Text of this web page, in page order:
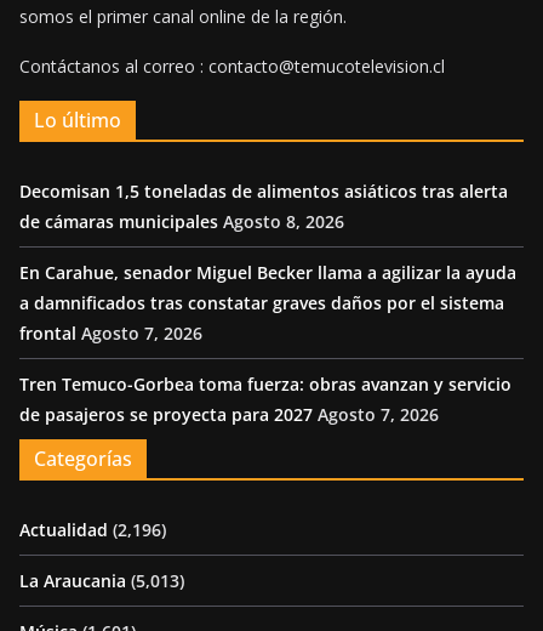
somos el primer canal online de la región.
Contáctanos al correo : contacto@temucotelevision.cl
Lo último
Decomisan 1,5 toneladas de alimentos asiáticos tras alerta
de cámaras municipales Agosto 8, 2026
En Carahue, senador Miguel Becker llama a agilizar la ayuda
a damnificados tras constatar graves daños por el sistema
frontal Agosto 7, 2026
Tren Temuco-Gorbea toma fuerza: obras avanzan y servicio
de pasajeros se proyecta para 2027 Agosto 7, 2026
Categorías
Actualidad (2,196)
La Araucania (5,013)